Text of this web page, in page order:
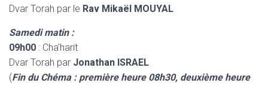
Dvar Torah par le Rav Mikaël MOUYAL
Samedi matin :
09h00 : Cha’harit
Dvar Torah par Jonathan ISRAEL
(Fin du Chéma : première heure 08h30, deuxième heure